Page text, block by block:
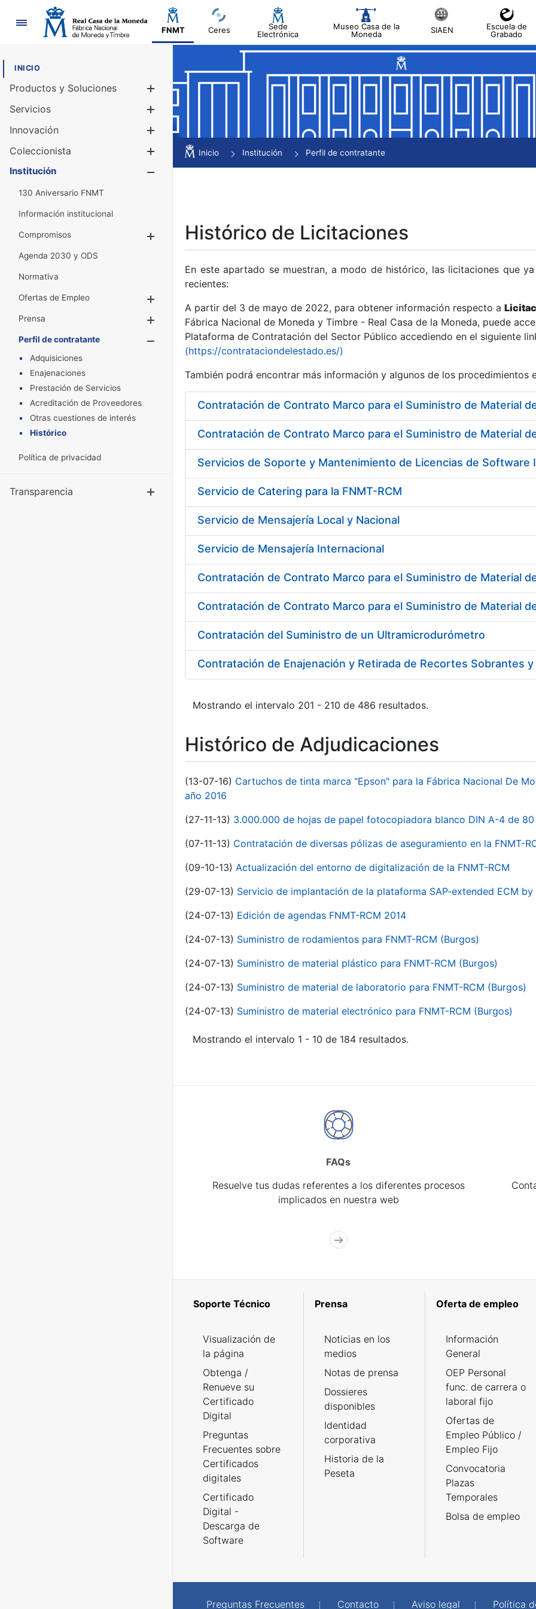
Navegación
FNMT Ceres
Sede
Electrónica
Museo Casa de la
Moneda
SIAEN
Escuela de
Grabado
INICIO
Productos y Soluciones
Mostrar/Ocultar
Servicios
Innovación
Coleccionista
Mostrar/Ocultar
Institución
130 Aniversario FNMT
Información institucional
Compromisos
Mostrar/Ocultar
Agenda 2030 y ODS
Normativa
Ofertas de Empleo
Prensa
Mostrar/Ocultar
Perfil de contratante
Mostrar/Ocultar
Adquisiciones
Enajenaciones
Prestación de Servicios
Acreditación de Proveedores
Otras cuestiones de interés
Histórico
Política de privacidad
Transparencia Mostrar/Ocultar
Inicio Institución Perfil de contratante
Histórico de Licitaciones
En este apartado se muestran, a modo de histórico, las licitaciones que
recientes:
A partir del 3 de mayo de 2022, para obtener información respecto a
Fábrica Nacional de Moneda y Timbre - Real Casa de la Moneda, puede
Plataforma de Contratación del Sector Público accediendo en el siguiente
(https://contrataciondelestado.es/)
También podrá encontrar más información y algunos de los procedimientos
Contratación de Contrato Marco para el Suministro de Material
Servicio de Catering para la FNMT-RCM
Servicio de Mensajería Local y Nacional
Servicio de Mensajería Internacional
Contratación de Contrato Marco para el Suministro de Material
Contratación del Suministro de un Ultramicrodurómetro
Mostrando el intervalo 201 - 210 de 486 resultados.
Histórico de Adjudicaciones
(13-07-16) Cartuchos de tinta marca "Epson" para la Fábrica Nacional De
año 2016
(27-11-13) 3.000.000 de hojas de papel fotocopiadora blanco DIN A-4 de 80
(07-11-13) Contratación de diversas pólizas de aseguramiento en la FNMT-
(09-10-13) Actualización del entorno de digitalización de la FNMT-RCM
(29-07-13) Servicio de implantación de la plataforma SAP-extended ECM by
(24-07-13) Edición de agendas FNMT-RCM 2014
(24-07-13) Suministro de rodamientos para FNMT-RCM (Burgos)
(24-07-13) Suministro de material plástico para FNMT-RCM (Burgos)
(24-07-13) Suministro de material de laboratorio para FNMT-RCM (Burgos)
(24-07-13) Suministro de material electrónico para FNMT-RCM (Burgos)
Mostrando el intervalo 1 - 10 de 184 resultados.
FAQs
Resuelve tus dudas referentes a los diferentes procesos
implicados en nuestra web
Soporte Técnico
Visualización de
la página
Obtenga /
Renueve su
Certificado
Digital
Preguntas
Frecuentes sobre
Certificados
digitales
Certificado
Digital -
Descarga de
Software
Prensa
Noticias en los
medios
Notas de prensa
Dossieres
disponibles
Identidad
corporativa
Historia de la
Peseta
Oferta de empleo
Información
General
OEP Personal
func. de carrera o
laboral fijo
Ofertas de
Empleo Público /
Empleo Fijo
Convocatoria
Plazas
Temporales
Bolsa de empleo
Preguntas Frecuentes Contacto Aviso legal Política